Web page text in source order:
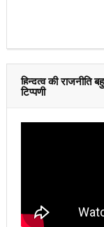
हिन्दुत्व की राजनीति
टिप्पणी